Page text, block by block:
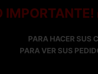
IMPORTANTE!
PARA HACER SUS
PARA VER SUS